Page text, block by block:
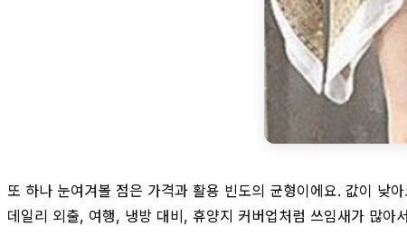
또 하나 눈여겨볼 점은 가격과 활용 빈도의 균형이에요. 값이 낮
데일리 외출, 여행, 냉방 대비, 휴양지 커버업처럼 쓰임새가 많아